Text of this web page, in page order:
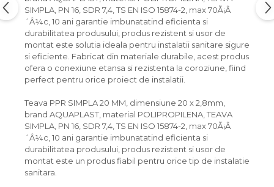
SIMPLA, PN 16, SDR 7,4, TS EN ISO 15874-2, max 70Ã¡Â
´Â¼c, 10 ani garantie imbunatatind eficienta si
durabilitatea produsului, produs rezistent si usor de
montat este solutia ideala pentru instalatii sanitare sigure
si eficiente. Fabricat din materiale durabile, acest produs
ofera o conexiune etansa si rezistenta la coroziune, fiind
perfect pentru orice proiect de instalatii.
Teava PPR SIMPLA 20 MM, dimensiune 20 x 2,8mm,
brand AQUAPLAST, material POLIPROPILENA, TEAVA
SIMPLA, PN 16, SDR 7,4, TS EN ISO 15874-2, max 70Ã¡Â
´Â¼c, 10 ani garantie imbunatatind eficienta si
durabilitatea produsului, produs rezistent si usor de
montat este un produs fiabil pentru orice tip de instalatie
sanitara.